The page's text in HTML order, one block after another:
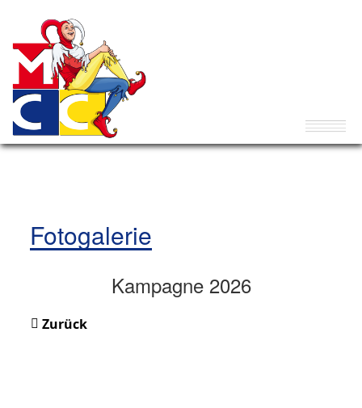
Fotogalerie
Kampagne 2026
Zurück